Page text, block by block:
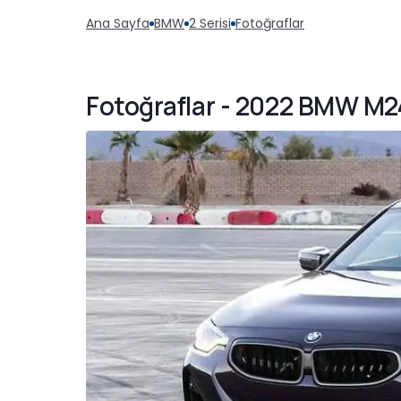
Ana Sayfa BMW 2 Serisi Fotoğraflar
Fotoğraflar - 2022 BMW